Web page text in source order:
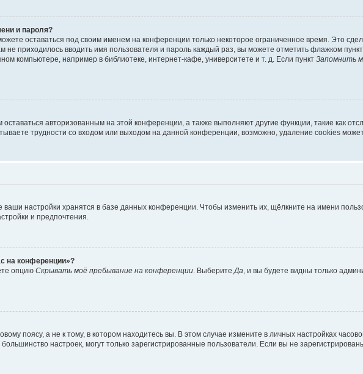
и пароля?
оставаться под своим именем на конференции только некоторое ограниченное время. Это
не приходилось вводить имя пользователя и пароль каждый раз, вы можете отметить флажком
компьютере, например в библиотеке, интернет-кафе, университете и т. д. Если пунктЗапомнить
авторизованным на этой конференции, а также выполняют другие функции, такие как
трудности со входом или выходом на данной конференции, возможно, удаление cookies
ваши настройки хранятся в базе данных конференции. Чтобы изменить их, щёлкните на имени
и предпочтения.
на конференции»?
опциюСкрывать моё пребывание на конференции. ВыберитеДа, и вы будете видны только
поясу, а не к тому, в котором находитесь вы. В этом случае измените в личных настройках
настроек, могут только зарегистрированные пользователи. Если вы не